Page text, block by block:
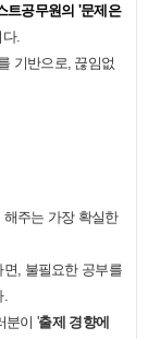
트공무원의 '문제은
.
기반으로, 끊임없
주는 가장 확실한
, 불필요한 공부를
분이 '출제 경향에